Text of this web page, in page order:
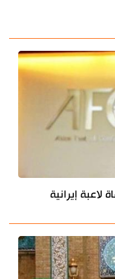
لاعبة إيرانية